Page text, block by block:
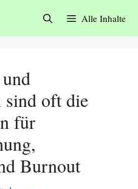
Alle Inhalte
sind oft die
für
Burnout